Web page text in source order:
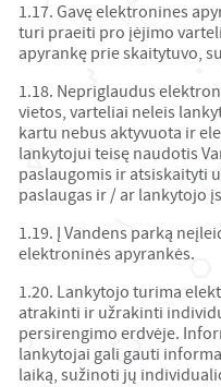
1.17. Gavę elektronines
turi praeiti pro įėjimo
apyrankę prie skaitytuvo,
1.18. Nepriglaudus
vietos, varteliai neleis
kartu nebus aktyvuota ir
lankytojui teisę naudotis
paslaugomis ir atsiskaityti
paslaugas ir / ar lankytojo
1.19. Į Vandens parką
elektroninės apyrankės.
1.20. Lankytojo turima
atrakinti ir užrakinti
persirengimo erdvėje.
lankytojai gali gauti
laiką, sužinoti jų